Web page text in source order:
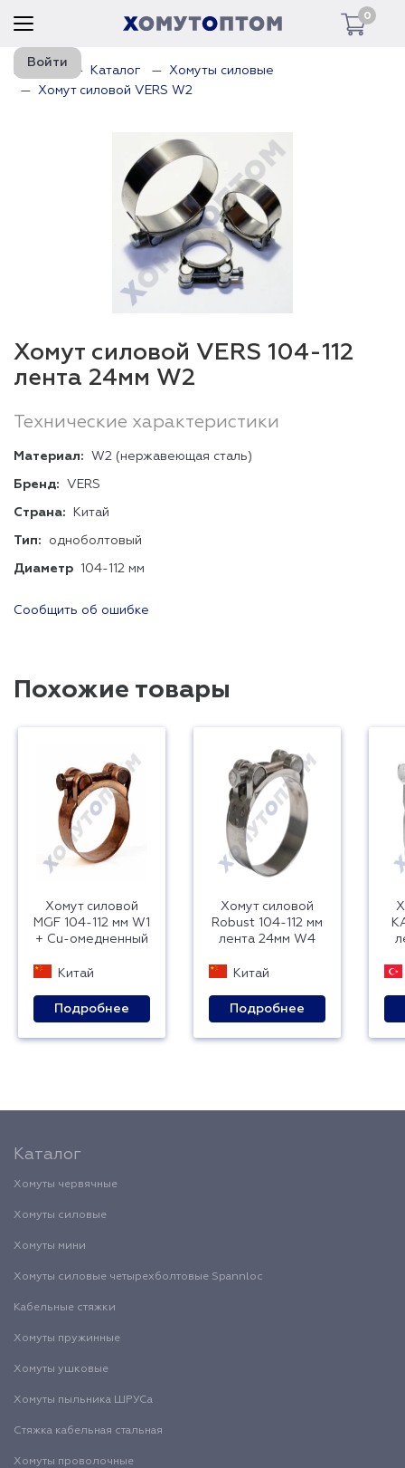
0
Войти
Главная Каталог
Хомуты силовые
Хомут силовой VERS W2
Хомут силовой VERS 104-112
лента 24мм W2
Технические характеристики
Материал: W2 (нержавеющая сталь)
Бренд: VERS
Страна: Китай
Тип: одноболтовый
Диаметр 104-112 мм
Сообщить об ошибке
Похожие товары
Хомут силовой
MGF 104-112 мм W1
+ Cu-омедненный
Китай
Подробнее
Хомут силовой
Robust 104-112 мм
лента 24мм W4
Китай
Подробнее
Каталог
Хомуты червячные
Хомуты силовые
Хомуты мини
Хомуты силовые четырехболтовые Spannloc
Кабельные стяжки
Хомуты пружинные
Хомуты ушковые
Хомуты пыльника ШРУСа
Стяжка кабельная стальная
Хомуты проволочные